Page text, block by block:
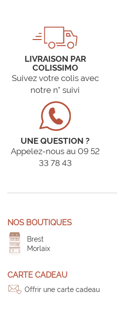
LIVRAISON PAR
COLISSIMO
Suivez votre colis avec
notre n° suivi
UNE QUESTION ?
Appelez-nous au 09 52
33 78 43
NOS BOUTIQUES
Brest
Morlaix
CARTE CADEAU
Offrir une carte cadeau